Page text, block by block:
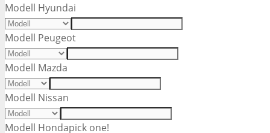
Modell Hyundai
Modell Peugeot
Modell Mazda
Modell Nissan
Modell Hondapick one!